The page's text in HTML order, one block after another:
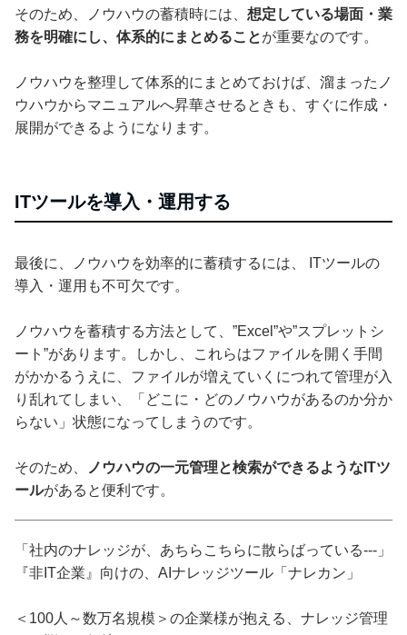
そのため、ノウハウの蓄積時には、 想定している場面・業
務を明確にし、体系的にまとめることが重要なのです。
ノウハウを整理して体系的にまとめておけば、溜まったノ
ウハウからマニュアルへ昇華させるときも、すぐに作成・
展開ができるようになります。
ITツールを導入・運用する
最後に、ノウハウを効率的に蓄積するには、 ITツールの
導入・運用も不可欠です。
ノウハウを蓄積する方法として、”Excel”や”スプレットシ
ート”があります。しかし、これらはファイルを開く手間
がかかるうえに、ファイルが増えていくにつれて管理が入
り乱れてしまい、「どこに・どのノウハウがあるのか分か
らない」状態になってしまうのです。
そのため、
ノウハウの一元管理と検索ができるようなITツ
ールがあると便利です。
「社内のナレッジが、あちらこちらに散らばっている---」
『非IT企業』向けの、AIナレッジツール「ナレカン」
＜100人～数万名規模＞の企業様が抱える、ナレッジ管理